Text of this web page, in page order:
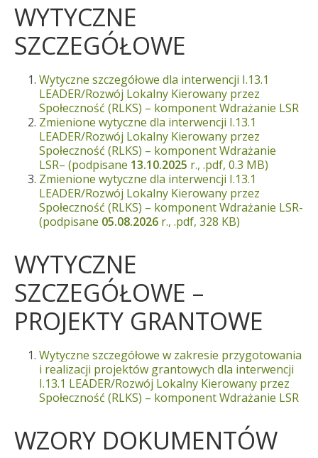
WYTYCZNE
SZCZEGÓŁOWE
Wytyczne szczegółowe dla interwencji I.13.1
LEADER/Rozwój Lokalny Kierowany przez
Społeczność (RLKS) – komponent Wdrażanie LSR
Zmienione wytyczne dla interwencji I.13.1
LEADER/Rozwój Lokalny Kierowany przez
Społeczność (RLKS) – komponent Wdrażanie
LSR– (podpisane 13.10.2025 r., .pdf, 0.3 MB)
Zmienione wytyczne dla interwencji I.13.1
LEADER/Rozwój Lokalny Kierowany przez
Społeczność (RLKS) – komponent Wdrażanie LSR-
(podpisane 05.08.2026r., .pdf, 328 KB)
WYTYCZNE
SZCZEGÓŁOWE –
PROJEKTY GRANTOWE
Wytyczne szczegółowe w zakresie przygotowania
i realizacji projektów grantowych dla interwencji
I.13.1 LEADER/Rozwój Lokalny Kierowany przez
Społeczność (RLKS) – komponent Wdrażanie LSR
WZORY DOKUMENTÓW